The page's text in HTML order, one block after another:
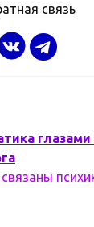
связь